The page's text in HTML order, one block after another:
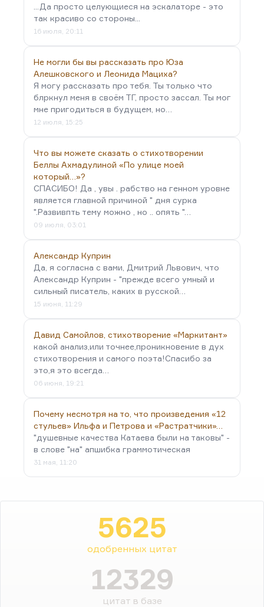
...Да просто целующиеся на эскалаторе - это
так красиво со стороны...
16 июля, 20:11
Не могли бы вы рассказать про Юза
Алешковского и Леонида Мациха?
Я могу рассказать про тебя. Ты только что
блркнул меня в своём ТГ, просто зассал. Ты мог
мне пригодиться в будущем, но…
12 июля, 15:25
Что вы можете сказать о стихотворении
Беллы Ахмадулиной «По улице моей
который…»?
СПАСИБО! Да , увы . рабство на генном уровне
является главной причиной " дня сурка
".Развивпть тему можно , но .. опять "…
09 июля, 03:01
Александр Куприн
Да, я согласна с вами, Дмитрий Львович, что
Александр Куприн - "прежде всего умный и
сильный писатель, каких в русской…
15 июня, 11:29
Давид Самойлов, стихотворение «Маркитант»
какой анализ,или точнее,проникновение в дух
стихотворения и самого поэта!Спасибо за
это,я это всегда…
06 июня, 19:21
Почему несмотря на то, что произведения «12
стульев» Ильфа и Петрова и «Растратчики»…
"душевные качества Катаева были на таковы" -
в слове "на" апшибка граммотическая
31 мая, 11:20
5625
одобренных цитат
12329
цитат в базе